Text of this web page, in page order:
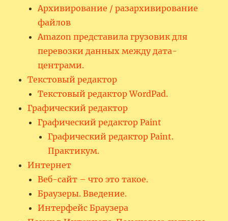
Архивирование / разархивирование
файлов
Amazon представила грузовик для
перевозки данных между дата-
центрами.
Текстовый редактор
Текстовый редактор WordPad.
Графический редактор
Графический редактор Paint
Графический редактор Paint.
Практикум.
Интернет
Веб-сайт – что это такое.
Браузеры. Введение.
Интерфейс Браузера